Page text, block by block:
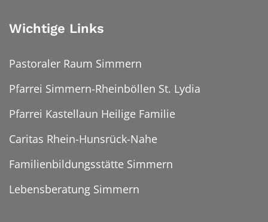
Wichtige Links
Pastoraler Raum Simmern
Pfarrei Simmern-Rheinböllen St. Lydia
Pfarrei Kastellaun Heilige Familie
Caritas Rhein-Hunsrück-Nahe
Familienbildungsstätte Simmern
Lebensberatung Simmern